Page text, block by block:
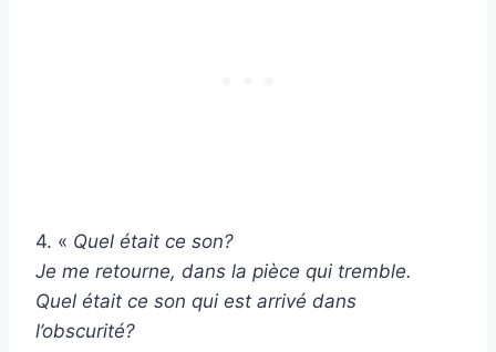
4. « Quel était ce son?
Je me retourne, dans la pièce qui tremble.
Quel était ce son qui est arrivé dans
l’obscurité?